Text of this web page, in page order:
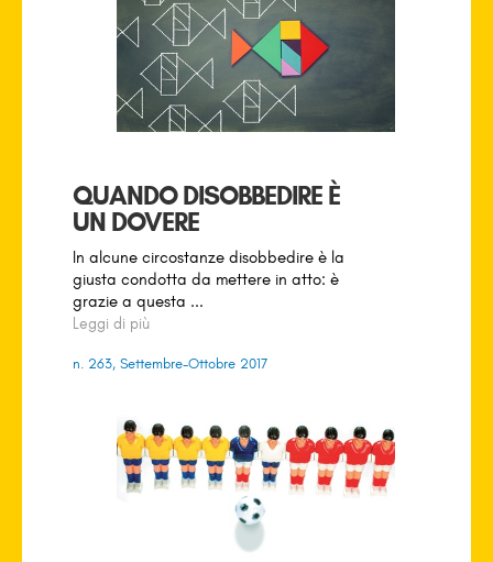
QUANDO DISOBBEDIRE È
UN DOVERE
In alcune circostanze disobbedire è la
giusta condotta da mettere in atto: è
grazie a questa ...
Leggi di più
n. 263, Settembre-Ottobre 2017